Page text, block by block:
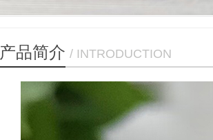
产品简介 / INTRODUCTION